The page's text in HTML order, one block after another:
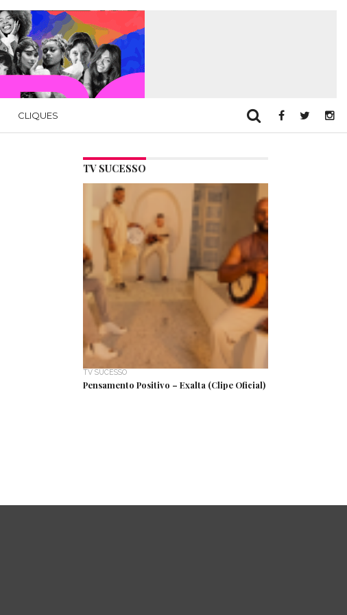
CLIQUES
TV SUCESSO
TV SUCESSO
Pensamento Positivo – Exalta (Clipe Oficial)